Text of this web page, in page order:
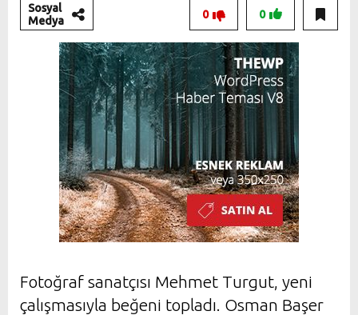
Sosyal
Medya
0
0
Fotoğraf sanatçısı Mehmet Turgut, yeni
çalışmasıyla beğeni topladı. Osman Başer